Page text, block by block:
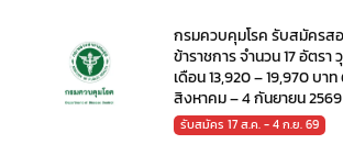
กรมควบคุมโรค รับสมัครส
ข้าราชการ จำนวน 17 อัตร
เดือน 13,920 – 19,970 บา
สิงหาคม – 4 กันยายน 2569
รับสมัคร 17 ส.ค. - 4 ก.ย. 69